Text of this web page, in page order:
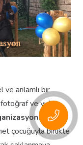
ve anlamlı bir
fotoğraf ve video
içinde
çocuğuyla birlikte